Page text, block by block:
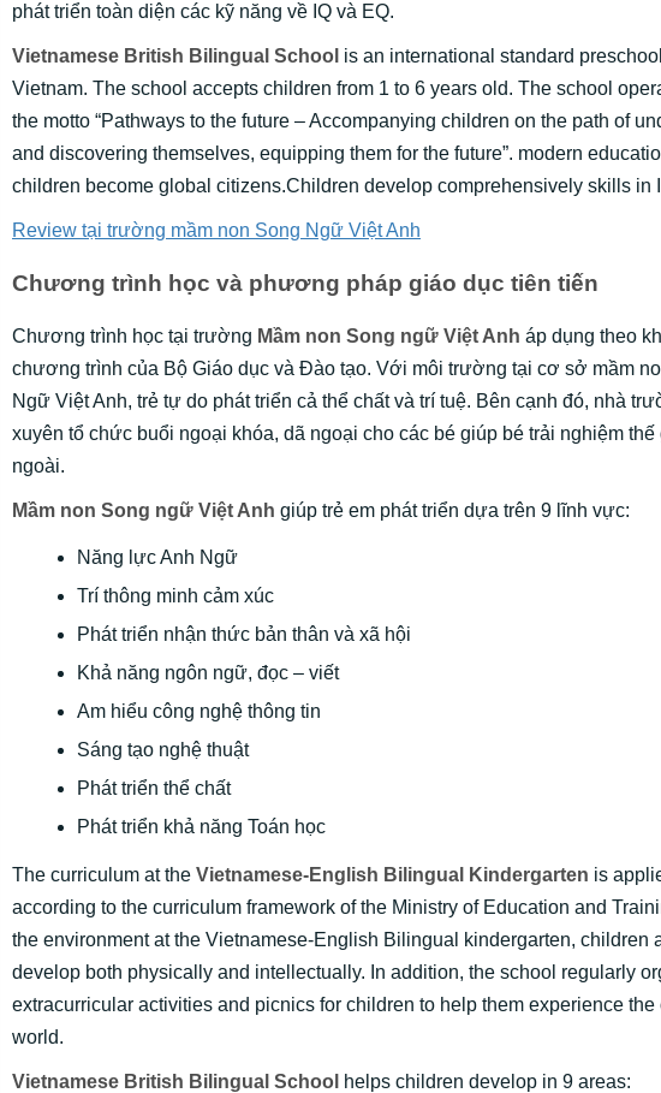
phát triển toàn diện các kỹ năng về IQ và EQ.
Vietnamese British Bilingual School is an international standard
Vietnam. The school accepts children from 1 to 6 years old. The school
the motto “Pathways to the future – Accompanying children on the path of
and discovering themselves, equipping them for the future”. modern
children become global citizens.Children develop comprehensively skills in
Review tại trường mầm non Song Ngữ Việt Anh
Chương trình học và phương pháp giáo dục tiên tiến
Chương trình học tại trường Mầm non Song ngữ Việt Anh áp dụng theo
chương trình của Bộ Giáo dục và Đào tạo. Với môi trường tại cơ sở mầm
Ngữ Việt Anh, trẻ tự do phát triển cả thể chất và trí tuệ. Bên cạnh đó, nhà
xuyên tổ chức buổi ngoại khóa, dã ngoại cho các bé giúp bé trải nghiệm
ngoài.
Mầm non Song ngữ Việt Anh giúp trẻ em phát triển dựa trên 9 lĩnh vực:
Năng lực Anh Ngữ
Trí thông minh cảm xúc
Phát triển nhận thức bản thân và xã hội
Khả năng ngôn ngữ, đọc – viết
Am hiểu công nghệ thông tin
Sáng tạo nghệ thuật
Phát triển thể chất
Phát triển khả năng Toán học
The curriculum at the Vietnamese-English Bilingual Kindergarten is
according to the curriculum framework of the Ministry of Education and
the environment at the Vietnamese-English Bilingual kindergarten, children
develop both physically and intellectually. In addition, the school regularly
extracurricular activities and picnics for children to help them experience the
world.
Vietnamese British Bilingual School helps children develop in 9 areas: